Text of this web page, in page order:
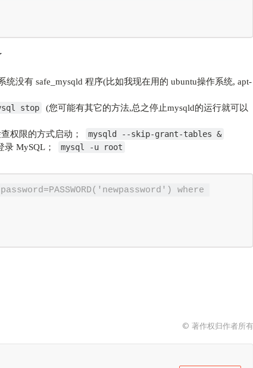
没有 safe_mysqld 程序(比如我现在用的 ubuntu操作系统, apt-
stop
(您可能有其它的方法,总之停止mysqld的运行就可以
权限的方式启动；
mysqld --skip-grant-tables &
MySQL； mysql -u root
where
© 著作权归作者所有